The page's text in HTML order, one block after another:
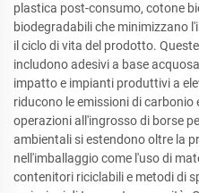
plastica post-consumo, cotone
biodegradabili che minimizzano
il ciclo di vita del prodotto.
includono adesivi a base
impatto e impianti produttivi a
riducono le emissioni di carbonio
operazioni all'ingrosso di borse
ambientali si estendono oltre la
nell'imballaggio come l'uso di
contenitori riciclabili e metodi di